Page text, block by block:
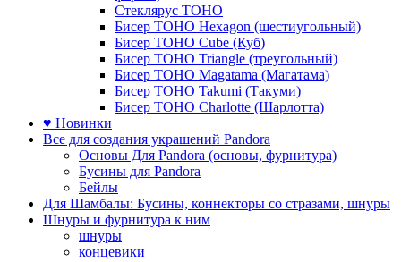
Стеклярус TOHO
Бисер TOHO Hexagon (шестиугольный)
Бисер TOHO Cube (Куб)
Бисер TOHO Triangle (треугольный)
Бисер TOHO Magatama (Магатама)
Бисер TOHO Takumi (Такуми)
Бисер TOHO Charlotte (Шарлотта)
♥ Новинки
Все для создания украшений Pandora
Основы Для Pandora (основы, фурнитура)
Бусины для Pandora
Бейлы
Для Шамбалы: Бусины, коннекторы со стразами, шнуры
Шнуры и фурнитура к ним
шнуры
концевики